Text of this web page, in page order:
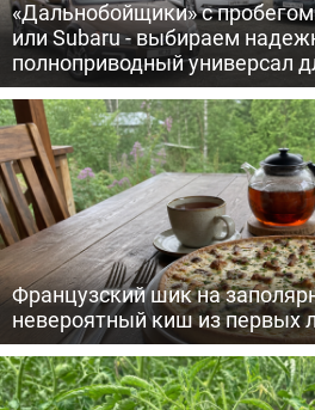
«Дальнобойщики» с
или Subaru - выбираем
полноприводный универсал
Французский шик на
невероятный киш из первых